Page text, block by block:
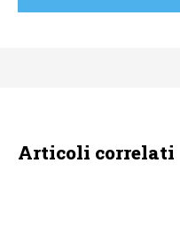
Articoli correlati